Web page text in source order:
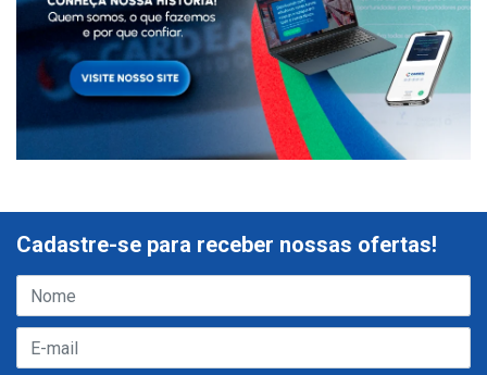
Cadastre-se para receber nossas ofertas!